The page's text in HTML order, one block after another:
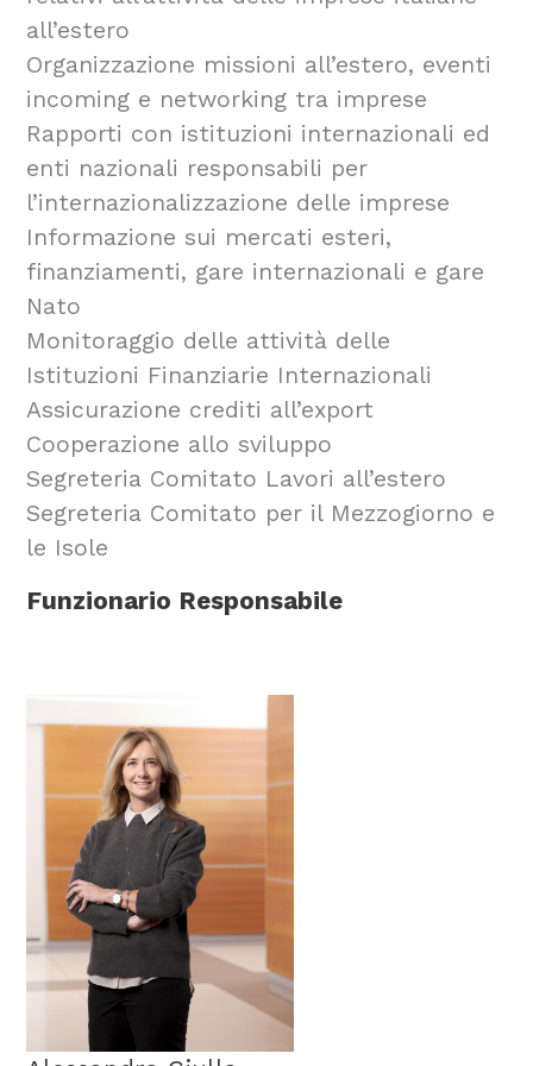
all’estero
Organizzazione missioni all’estero, eventi
incoming e networking tra imprese
Rapporti con istituzioni internazionali ed
enti nazionali responsabili per
l’internazionalizzazione delle imprese
Informazione sui mercati esteri,
finanziamenti, gare internazionali e gare
Nato
Monitoraggio delle attività delle
Istituzioni Finanziarie Internazionali
Assicurazione crediti all’export
Cooperazione allo sviluppo
Segreteria Comitato Lavori all’estero
Segreteria Comitato per il Mezzogiorno e
le Isole
Funzionario Responsabile